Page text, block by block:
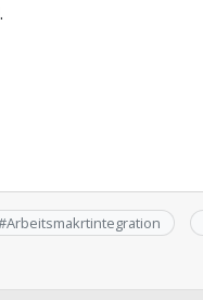
Arbeitsmakrtintegration